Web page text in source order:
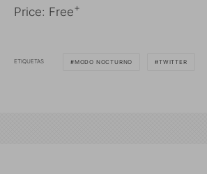
Price: Free+
ETIQUETAS MODO NOCTURNO TWITTER